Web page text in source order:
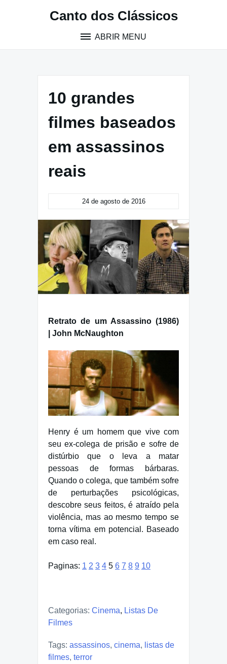
Canto dos Clássicos
ABRIR MENU
10 grandes
filmes baseados
em assassinos
reais
24 de agosto de 2016
Retrato de um Assassino (1986)
| John McNaughton
Henry é um homem que vive com
seu ex-colega de prisão e sofre de
distúrbio que o leva a matar
pessoas de formas bárbaras.
Quando o colega, que também sofre
de perturbações psicológicas,
descobre seus feitos, é atraído pela
violência, mas ao mesmo tempo se
torna vítima em potencial. Baseado
em caso real.
Paginas: 1 2 3 4 5 6 7 8 9 10
Categorias: Cinema, Listas De
Filmes
Tags: assassinos, cinema, listas de
filmes, terror